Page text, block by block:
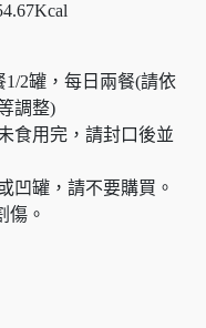
2罐，每日兩餐(請依
調整)
食用完，請封口後並
凹罐，請不要購買。
傷。